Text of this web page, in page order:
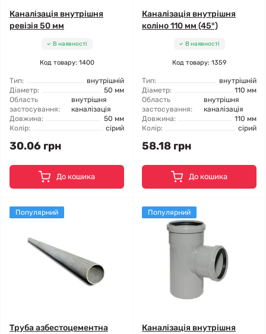
Каналізація внутрішня
ревізія 50 мм
В наявності
Код товару: 1400
Тип:
внутрішній
Діаметр:
50 мм
Область
застосування:
внутрішня
каналізація
Довжина:
50 мм
Колір:
сірий
30.06 грн
До кошика
Каналізація внутрішня
коліно 110 мм (45°)
В наявності
Код товару: 1359
Тип:
внутрішній
Діаметр:
110 мм
Область
застосування:
внутрішня
каналізація
Довжина:
110 мм
Колір:
сірий
58.18 грн
До кошика
Популярний
Труба азбестоцементна
Популярний
Каналізація внутрішня